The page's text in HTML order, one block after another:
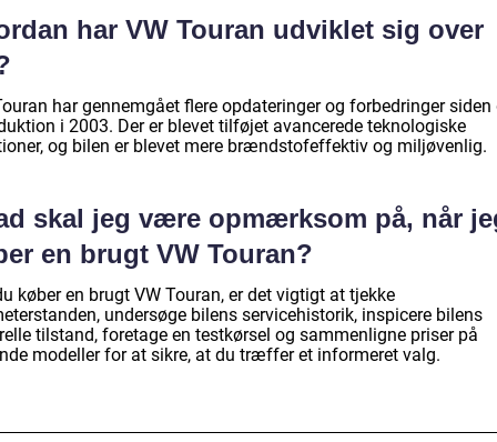
har VW Touran udviklet sig over
har gennemgået flere opdateringer og forbedringer siden
i 2003. Der er blevet tilføjet avancerede teknologiske
og bilen er blevet mere brændstofeffektiv og miljøvenlig.
skal jeg være opmærksom på, når
en brugt VW Touran?
køber en brugt VW Touran, er det vigtigt at tjekke
undersøge bilens servicehistorik, inspicere bilens
tilstand, foretage en testkørsel og sammenligne priser på
modeller for at sikre, at du træffer et informeret valg.